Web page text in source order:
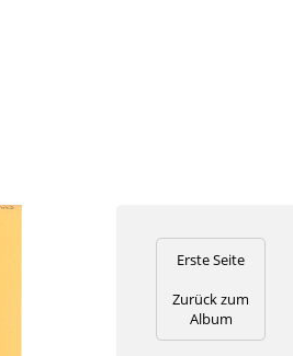
Erste Seite
Zurück zum
Album